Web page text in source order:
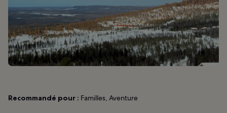
Recommandé pour : Familles, Aventure